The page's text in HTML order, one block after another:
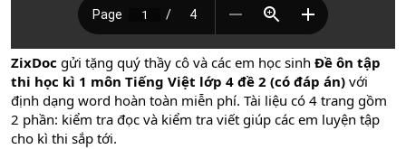
ZixDoc gửi tặng quý thầy cô và các em học sinh Đề ôn tập
thi học kì 1 môn Tiếng Việt lớp 4 đề 2 (có đáp án) với
định dạng word hoàn toàn miễn phí. Tài liệu có 4 trang gồm
2 phần: kiểm tra đọc và kiểm tra viết giúp các em luyện tập
cho kì thi sắp tới.